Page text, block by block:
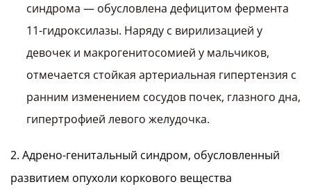
синдрома — обусловлена дефицитом фермента
11-гидроксилазы. Наряду с вирилизацией у
девочек и макрогенитосомией у мальчиков,
отмечается стойкая артериальная гипертензия с
ранним изменением сосудов почек, глазного дна,
гипертрофией левого желудочка.
2. Адрено-генитальный синдром, обусловленный
развитием опухоли коркового вещества